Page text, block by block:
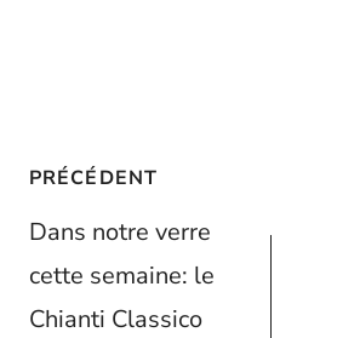
Navigation
de
l’article
PRÉCÉDENT
Dans notre verre
cette semaine: le
Chianti Classico